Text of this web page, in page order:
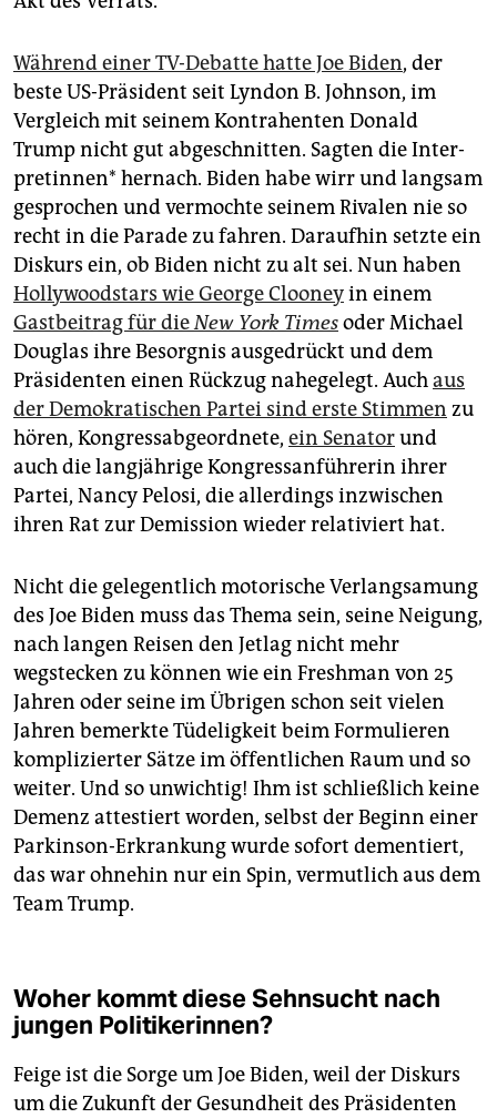
Während einer TV-Debatte hatte Joe Biden, der
beste US-Präsident seit Lyndon B. Johnson, im
Vergleich mit seinem Kontrahenten Donald
Trump nicht gut abgeschnitten. Sagten die Inter­
pre­tin­nen* hernach. Biden habe wirr und langsam
gesprochen und vermochte seinem Rivalen nie so
recht in die Parade zu fahren. Daraufhin setzte ein
Diskurs ein, ob Biden nicht zu alt sei. Nun haben
Hollywoodstars wie George Clooneyin einem
Gastbeitrag für dieNew York Timesoder Michael
Douglas ihre Besorgnis ausgedrückt und dem
Präsidenten einen Rückzug nahegelegt. Auchaus
der Demokratischen Partei sind erste Stimmen zu
hören, Kongressabgeordnete, ein Senatorund
auch die langjährige Kongressanführerin ihrer
Partei, Nancy Pelosi, die allerdings inzwischen
ihren Rat zur Demission wieder relativiert hat.
Nicht die gelegentlich motorische Verlangsamung
des Joe Biden muss das Thema sein, seine Neigung,
nach langen Reisen den Jetlag nicht mehr
wegstecken zu können wie ein Freshman von 25
Jahren oder seine im Übrigen schon seit vielen
Jahren bemerkte Tüdeligkeit beim Formulieren
komplizierter Sätze im öffentlichen Raum und so
weiter. Und so unwichtig! Ihm ist schließlich keine
Demenz attestiert worden, selbst der Beginn einer
Parkinson-Erkrankung wurde sofort dementiert,
das war ohnehin nur ein Spin, vermutlich aus dem
Team Trump.
Woher kommt diese Sehnsucht nach
jungen Politikerinnen?
Feige ist die Sorge um Joe Biden, weil der Diskurs
um die Zukunft der Gesundheit des Präsidenten